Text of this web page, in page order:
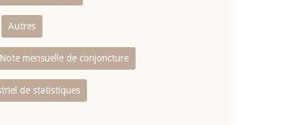
Autres
Note mensuelle de conjoncture
de statistiques